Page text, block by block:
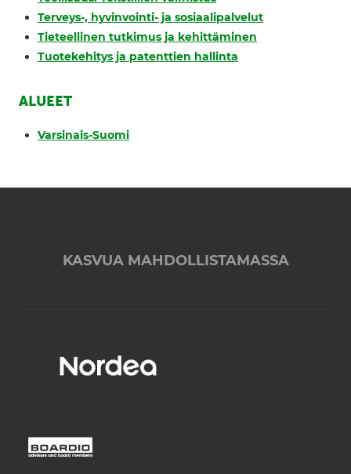
Terveys-, hyvinvointi- ja sosiaalipalvelut
Tieteellinen tutkimus ja kehittäminen
Tuotekehitys ja patenttien hallinta
ALUEET
Varsinais-Suomi
KASVUA MAHDOLLISTAMASSA